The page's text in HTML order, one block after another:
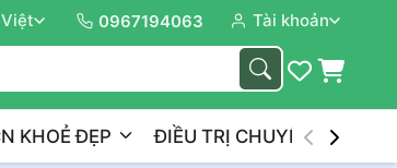
0967194063
Tài khoản
KHOẺ ĐẸP ĐIỀU TRỊ CHUYÊN NGHIỆP